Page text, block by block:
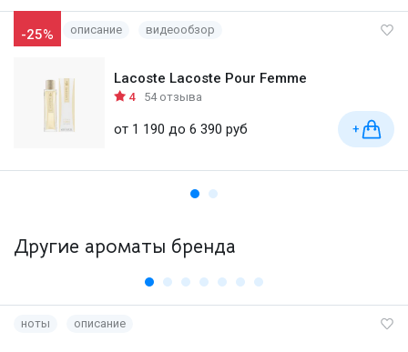
-25% описание видеообзор
Lacoste Lacoste Pour Femme
4 54 отзыва
от 1 190 до 6 390 руб +
Другие ароматы бренда
ноты описание